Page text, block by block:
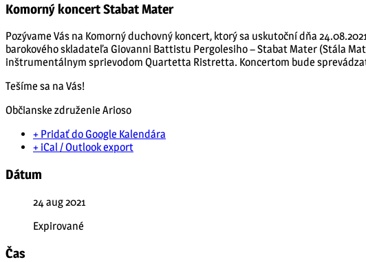
Komorný koncert Stabat Mater
Pozývame Vás na Komorný duchovný koncert, ktorý sa uskutoční dňa
barokového skladateľa Giovanni Battistu Pergolesiho – Stabat Mater (Stála
inštrumentálnym sprievodom Quartetta Ristretta. Koncertom bude
Tešíme sa na Vás!
Občianske združenie Arioso
+ Pridať do Google Kalendára
+ iCal / Outlook export
Dátum
24 aug 2021
Expirované
Čas